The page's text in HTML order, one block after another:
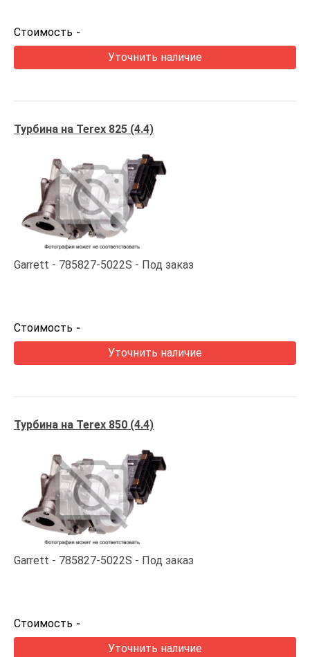
Стоимость -
Уточнить наличие
Турбина на Terex 825 (4.4)
Garrett 785827-5022S Под заказ
Стоимость -
Уточнить наличие
Турбина на Terex 850 (4.4)
Garrett 785827-5022S Под заказ
Стоимость -
Уточнить наличие